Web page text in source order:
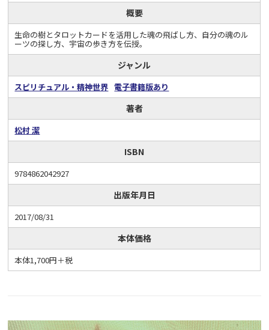
概要
生命の樹とタロットカードを活用した魂の飛ばし方、自分の魂のル
ーツの探し方、宇宙の歩き方を伝授。
ジャンル
スピリチュアル・精神世界 電子書籍版あり
著者
松村 潔
ISBN
9784862042927
出版年月日
2017/08/31
本体価格
本体1,700円＋税